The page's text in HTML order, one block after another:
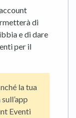
di
e di dare
per il
la tua
Eventi